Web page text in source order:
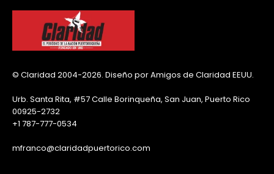
© Claridad 2004-2026. Diseño por Amigos de Claridad EEUU.
Urb. Santa Rita, #57 Calle Borinqueña, San Juan, Puerto Rico
00925-2732
+1 787-777-0534
mfranco@claridadpuertorico.com